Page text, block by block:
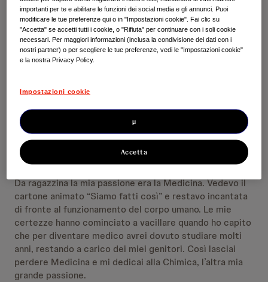
Da ragazzina la mia passione era la Medicina. Vedevo il
cartone animato “Siamo fatti così” e restavo incantata
di fronte al funzionamento del corpo umano. Le mie
certezze hanno cominciato a vacillare quando ho capito
che per diventare medico avrei dovuto studiare molti
anni, restando a carico dei miei genitori. Così lasciai
perdere Medicina e mi dedicai alla Chimica, l’altra mia
grande passione.
importanti per te e abilitare le funzioni dei social media e gli annunci. Puoi
modificare le tue preferenze qui o in "Impostazioni cookie". Fai clic su
"Accetta" se accetti tutti i cookie, o "Rifiuta" per continuare con i soli cookie
necessari. Per maggiori informazioni (inclusa la condivisione dei dati con i
nostri partner) o per scegliere le tue preferenze, vedi le "Impostazioni cookie"
e la nostra Privacy Policy.
Impostazioni cookie
µ
Accetta